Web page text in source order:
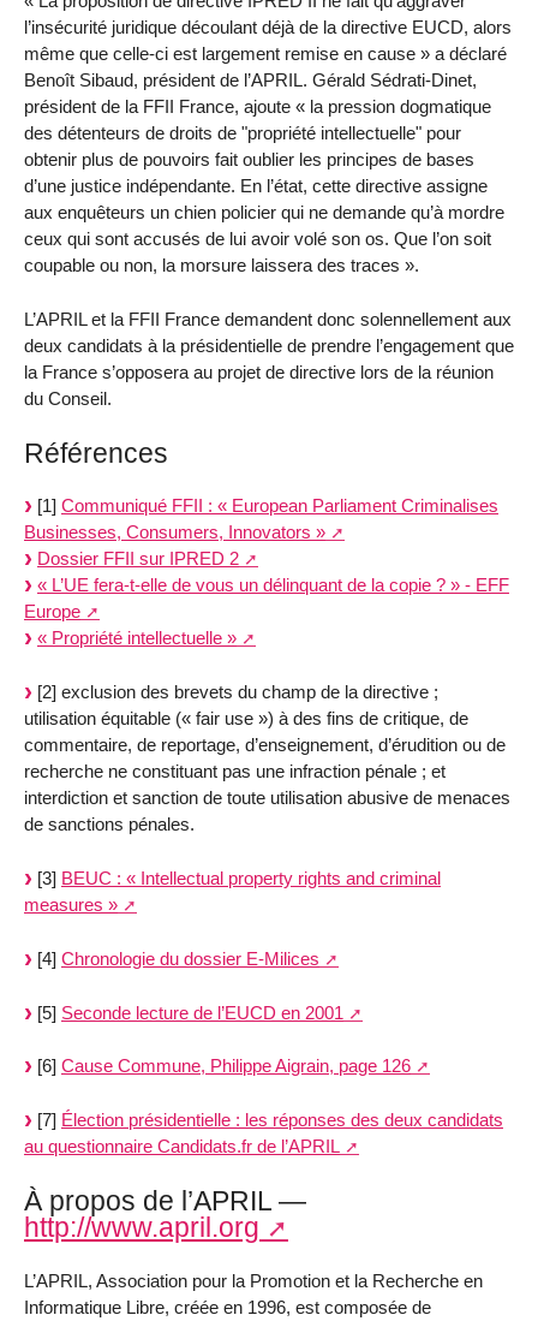
l’insécurité juridique découlant déjà de la directive EUCD, alors
même que celle-ci est largement remise en cause » a déclaré
Benoît Sibaud, président de l’APRIL. Gérald Sédrati-Dinet,
président de la FFII France, ajoute « la pression dogmatique
des détenteurs de droits de "propriété intellectuelle" pour
obtenir plus de pouvoirs fait oublier les principes de bases
d’une justice indépendante. En l’état, cette directive assigne
aux enquêteurs un chien policier qui ne demande qu’à mordre
ceux qui sont accusés de lui avoir volé son os. Que l’on soit
coupable ou non, la morsure laissera des traces ».
L’APRIL et la FFII France demandent donc solennellement aux
deux candidats à la présidentielle de prendre l’engagement que
la France s’opposera au projet de directive lors de la réunion
du Conseil.
Références
[1] Communiqué FFII : « European Parliament Criminalises
Businesses, Consumers, Innovators »
Dossier FFII sur IPRED 2
« L’UE fera-t-elle de vous un délinquant de la copie ? » - EFF
Europe
« Propriété intellectuelle »
[2] exclusion des brevets du champ de la directive ;
utilisation équitable (« fair use ») à des fins de critique, de
commentaire, de reportage, d’enseignement, d’érudition ou de
recherche ne constituant pas une infraction pénale ; et
interdiction et sanction de toute utilisation abusive de menaces
de sanctions pénales.
[3] BEUC : « Intellectual property rights and criminal
measures »
[4] Chronologie du dossier E-Milices
[5] Seconde lecture de l’EUCD en 2001
[6] Cause Commune, Philippe Aigrain, page 126
[7] Élection présidentielle : les réponses des deux candidats
au questionnaire Candidats.fr de l’APRIL
À propos de l’APRIL —
http://www.april.org
L’APRIL, Association pour la Promotion et la Recherche en
Informatique Libre, créée en 1996, est composée de